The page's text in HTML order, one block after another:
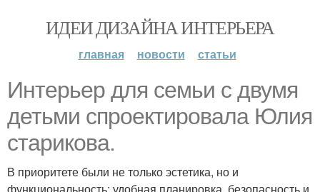
ИДЕИ ДИЗАЙНА ИНТЕРЬЕРА
главная новости статьи
Интерьер для семьи с двумя
детьми спроектировала Юлия
старикова.
В приоритете были не только эстетика, но и